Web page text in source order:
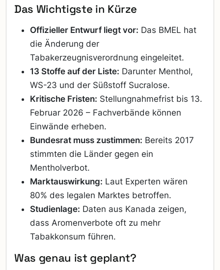
Das Wichtigste in Kürze
Offizieller Entwurf liegt vor: Das BMEL hat
die Änderung der
Tabakerzeugnisverordnung eingeleitet.
13 Stoffe auf der Liste: Darunter Menthol,
WS-23 und der Süßstoff Sucralose.
Kritische Fristen: Stellungnahmefrist bis 13.
Februar 2026 – Fachverbände können
Einwände erheben.
Bundesrat muss zustimmen: Bereits 2017
stimmten die Länder gegen ein
Mentholverbot.
Marktauswirkung: Laut Experten wären
80% des legalen Marktes betroffen.
Studienlage: Daten aus Kanada zeigen,
dass Aromenverbote oft zu mehr
Tabakkonsum führen.
Was genau ist geplant?